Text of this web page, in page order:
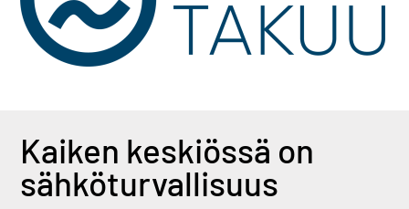
Kaiken keskiössä on
sähkö­turvallisuus